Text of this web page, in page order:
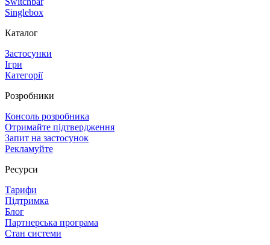
Singlebox
Каталог
Застосунки
Ігри
Категорії
Розробники
Консоль розробника
Отримайте підтвердження
Запит на застосунок
Рекламуйте
Ресурси
Тарифи
Підтримка
Блог
Партнерська програма
Стан системи